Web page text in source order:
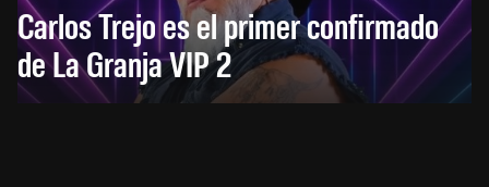
Carlos Trejo es el primer confirmado
de La Granja VIP 2